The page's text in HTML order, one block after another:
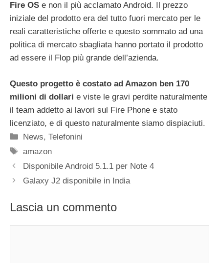
Fire OS e non il più acclamato Android. Il prezzo
iniziale del prodotto era del tutto fuori mercato per le
reali caratteristiche offerte e questo sommato ad una
politica di mercato sbagliata hanno portato il prodotto
ad essere il Flop più grande dell’azienda.
Questo progetto è costato ad Amazon ben 170
milioni di dollari e viste le gravi perdite naturalmente
il team addetto ai lavori sul Fire Phone e stato
licenziato, e di questo naturalmente siamo dispiaciuti.
Categorie
News,Telefonini
Tag
amazon
Disponibile Android 5.1.1 per Note 4
Galaxy J2 disponibile in India
Lascia un commento